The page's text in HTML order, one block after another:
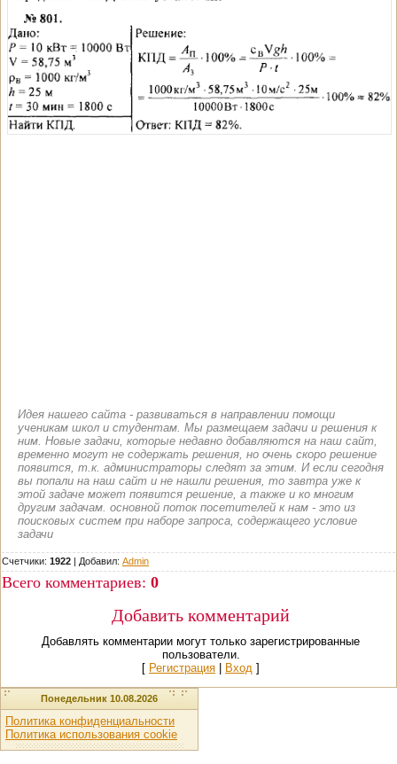
Идея нашего сайта - развиваться в направлении помощи
ученикам школ и студентам. Мы размещаем задачи и решения к
ним. Новые задачи, которые недавно добавляются на наш сайт,
временно могут не содержать решения, но очень скоро решение
появится, т.к. администраторы следят за этим. И если сегодня
вы попали на наш сайт и не нашли решения, то завтра уже к
этой задаче может появится решение, а также и ко многим
другим задачам. основной поток посетителей к нам - это из
поисковых систем при наборе запроса, содержащего условие
задачи
Счетчики: 1922 | Добавил: Admin
Всего комментариев: 0
Добавить комментарий
Добавлять комментарии могут только зарегистрированные
пользователи.
[ Регистрация Вход ]
Понедельник 10.08.2026
Политика конфиденциальности
Политика использования cookie